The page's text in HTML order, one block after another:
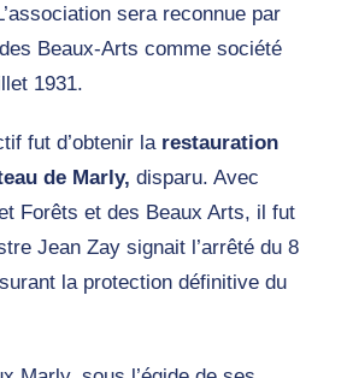
sera reconnue par
Beaux-Arts comme société
1931.
fut d’obtenir la restauration
de Marly, disparu. Avec
Forêts et des Beaux Arts, il fut
Jean Zay signait l’arrêté du 8
la protection définitive du